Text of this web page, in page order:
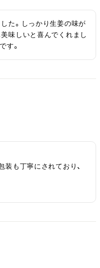
た。しっかり生姜の味が
味しいと喜んでくれまし
す。
装も丁寧にされており、